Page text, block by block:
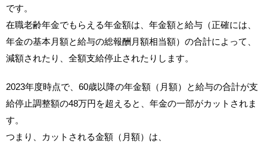
です。
在職老齢年金でもらえる年金額は、年金額と給与（正確には、
年金の基本月額と給与の総報酬月額相当額）の合計によって、
減額されたり、全額支給停止されたりします。
2023年度時点で、60歳以降の年金額（月額）と給与の合計が支
給停止調整額の48万円を超えると、年金の一部がカットされま
す。
つまり、カットされる金額（月額）は、